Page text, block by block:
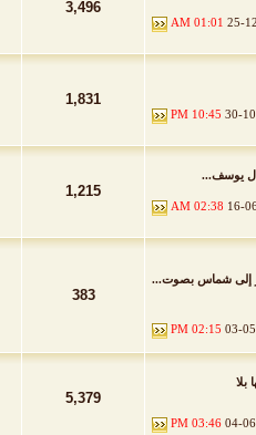
25-
01:01 AM
3,496
30-
10:45 PM
1,831
يوسف...
16-
02:38 AM
1,215
إلى شماس بصوت...
03-
02:15 PM
383
بلا
04-
03:46 PM
5,379